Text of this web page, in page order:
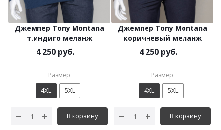
Джемпер Tony Montana
т.индиго меланж
4 250 руб.
Размер
4XL 5XL
В корзину
Джемпер Tony Montana
коричневый меланж
4 250 руб.
Размер
4XL 5XL
В корзину